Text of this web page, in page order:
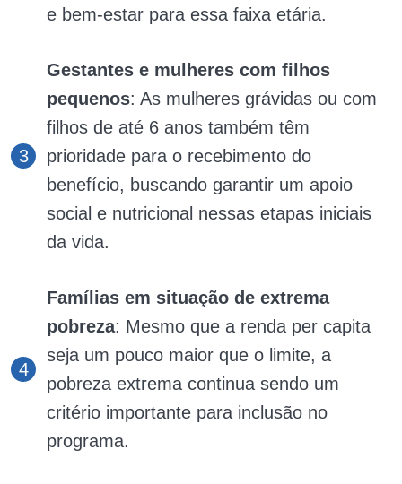
e bem-estar para essa faixa etária.
Gestantes e mulheres com filhos
pequenos: As mulheres grávidas ou com
filhos de até 6 anos também têm
prioridade para o recebimento do
benefício, buscando garantir um apoio
social e nutricional nessas etapas iniciais
da vida.
Famílias em situação de extrema
pobreza: Mesmo que a renda per capita
seja um pouco maior que o limite, a
pobreza extrema continua sendo um
critério importante para inclusão no
programa.